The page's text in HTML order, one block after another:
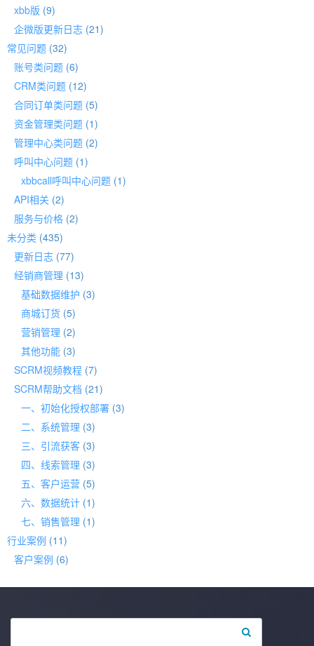
xbb版 (9)
企微版更新日志 (21)
常见问题 (32)
账号类问题 (6)
CRM类问题 (12)
合同订单类问题 (5)
资金管理类问题 (1)
管理中心类问题 (2)
呼叫中心问题 (1)
xbbcall呼叫中心问题 (1)
API相关 (2)
服务与价格 (2)
未分类 (435)
更新日志 (77)
经销商管理 (13)
基础数据维护 (3)
商城订货 (5)
营销管理 (2)
其他功能 (3)
SCRM视频教程 (7)
SCRM帮助文档 (21)
一、初始化授权部署 (3)
二、系统管理 (3)
三、引流获客 (3)
四、线索管理 (3)
五、客户运营 (5)
六、数据统计 (1)
七、销售管理 (1)
行业案例 (11)
客户案例 (6)